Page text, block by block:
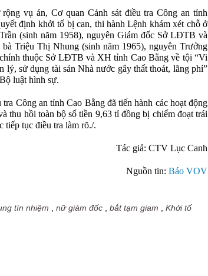
vụ án, Cơ quan Cảnh sát điều tra Công an tỉnh
định khởi tố bị can, thi hành Lệnh khám xét chỗ ở
(sinh năm 1958), nguyên Giám đốc Sở LĐTB và
Triệu Thị Nhung (sinh năm 1965), nguyên Trưởng
thuộc Sở LĐTB và XH tỉnh Cao Bằng về tội “Vi
lý, sử dụng tài sản Nhà nước gây thất thoát, lãng phí”
luật hình sự.
tra Công an tỉnh Cao Bằng đã tiến hành các hoạt động
thu hồi toàn bộ số tiền 9,63 tỉ đồng bị chiếm đoạt trái
tiếp tục điều tra làm rõ./.
Tác giả: CTV Lục Canh
Nguồn tin: Báo VOV
tín nhiệm nữ giám đốc bắt tạm giam Khởi tố